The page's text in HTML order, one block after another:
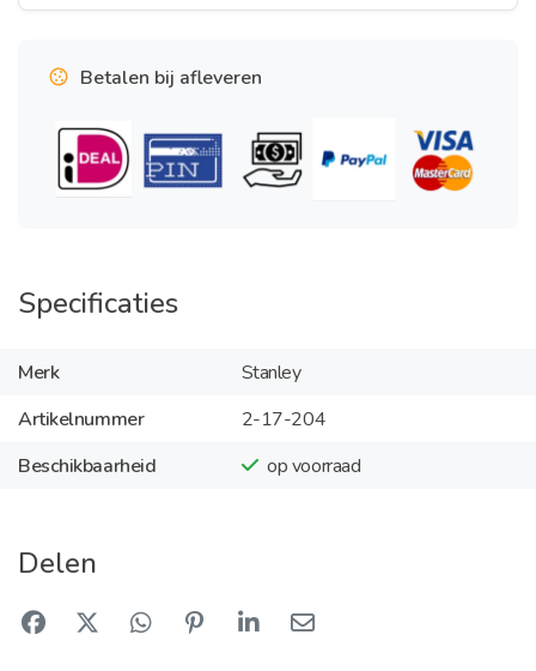
Betalen bij afleveren
Specificaties
Merk
Stanley
Artikelnummer
2-17-204
Beschikbaarheid
op voorraad
Delen